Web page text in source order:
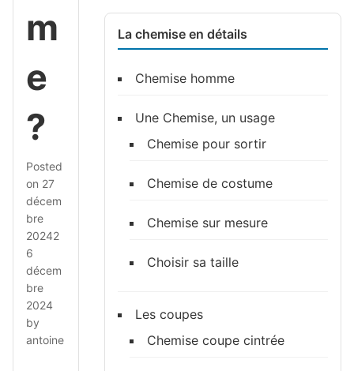
m
e
?
Posted
on 27
décem
bre
20242
6
décem
bre
2024
by
antoine
La chemise en détails
Chemise homme
Une Chemise, un usage
Chemise pour sortir
Chemise de costume
Chemise sur mesure
Choisir sa taille
Les coupes
Chemise coupe cintrée